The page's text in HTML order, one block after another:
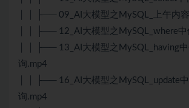
│ │ ├── 09_AI大模型之MySQL_上午内
│ │ ├── 12_AI大模型之MySQL_where中
│ │ ├── 13_AI大模型之MySQL_having
询.mp4
│ │ ├── 16_AI大模型之MySQL_update
询.mp4